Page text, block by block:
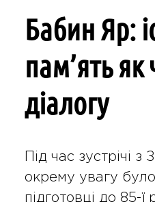
Бабин Яр:
пам’ять як
діалогу
Під час зустрічі
окрему увагу
підготовці до 85-ї